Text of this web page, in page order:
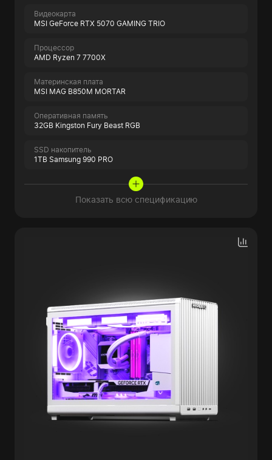
Видеокарта
MSI GeForce RTX 5070 GAMING TRIO
Процессор
AMD Ryzen 7 7700X
Материнская плата
MSI MAG B850M MORTAR
Оперативная память
32GB Kingston Fury Beast RGB
SSD накопитель
1TB Samsung 990 PRO
Показать всю спецификацию